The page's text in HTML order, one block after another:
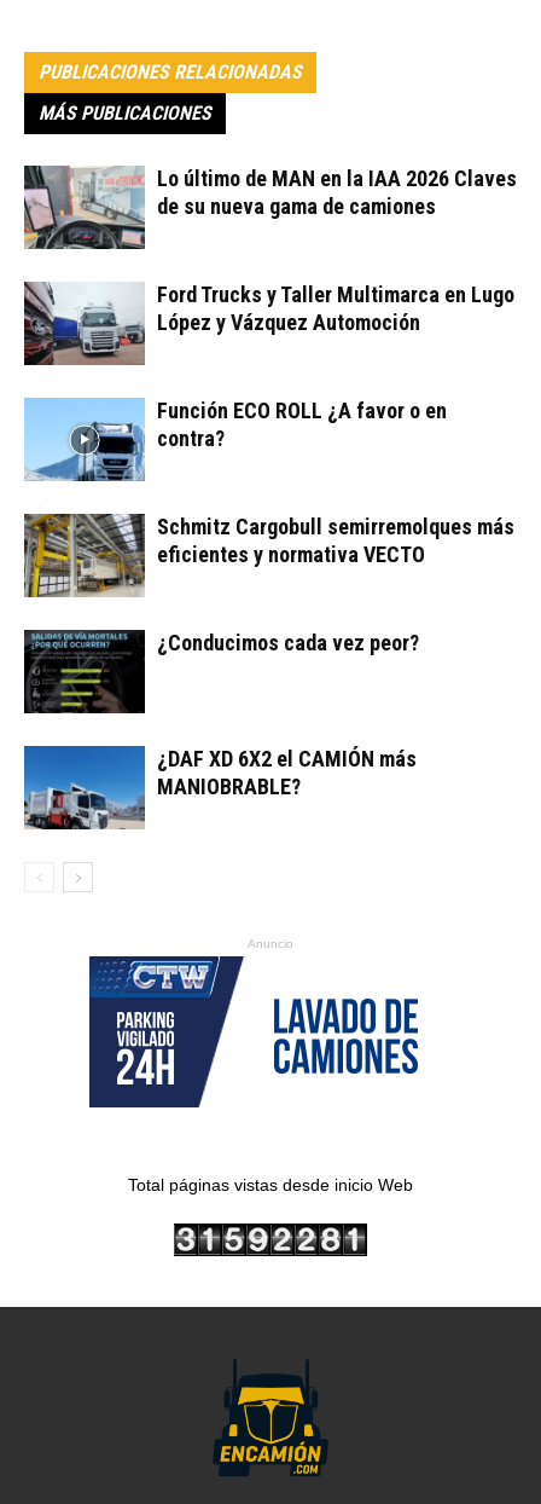
PUBLICACIONES RELACIONADAS
MÁS PUBLICACIONES
Lo último de MAN en la IAA 2026 Claves
de su nueva gama de camiones
Ford Trucks y Taller Multimarca en Lugo
López y Vázquez Automoción
Función ECO ROLL ¿A favor o en
contra?
Schmitz Cargobull semirremolques más
eficientes y normativa VECTO
¿Conducimos cada vez peor?
¿DAF XD 6X2 el CAMIÓN más
MANIOBRABLE?
Anuncio
Total páginas vistas desde inicio Web